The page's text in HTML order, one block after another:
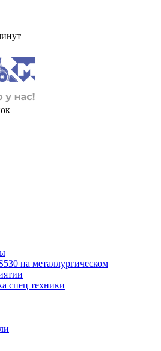
на металлургическом
спец техники